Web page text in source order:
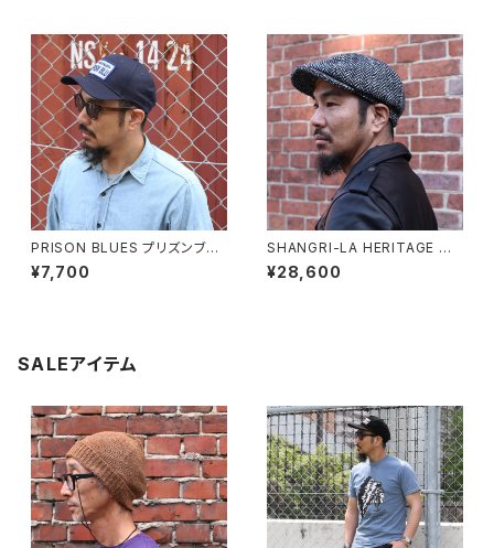
PRISON BLUES プリズンブル
ース #755 ベースボールキャッ
プ BRUSHED NAVY BLACK
¥7,700
SHANGRI-LA HERITAGE シ
ャングリラ ヘリテージ ““Outla
w”8 Panel Riders Cap アウ
¥28,600
SALEアイテム